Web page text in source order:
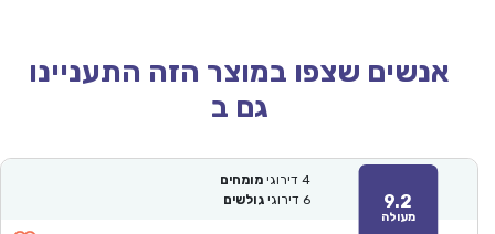
אנשים שצפו במוצר הזה התעניינו
גם ב
9.2
מעולה
4 דירוגי מומחים
6 דירוגי גולשים